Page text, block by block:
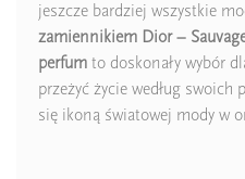
jeszcze bardziej wszystkie
zamiennikiem Dior –
perfum to doskonały wybór
przeżyć życie według swoich
się ikoną światowej mody w